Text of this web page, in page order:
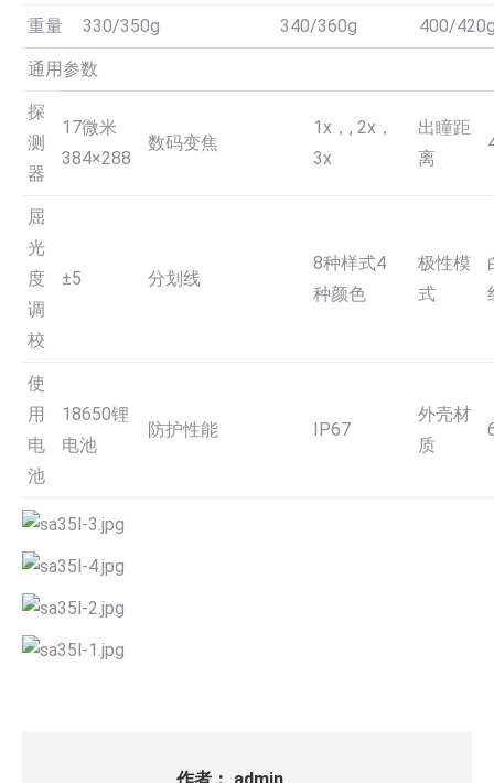
重量 330/350g 340/360g 400/
通用参数
探
测
器
17微米
384×288
数码变焦
1x，, 2x，
3x
出瞳距
离
屈
光
度
调
校
±5 分划线
8种样式4
种颜色
极性模
式
使
用
电
池
18650锂
电池
防护性能 IP67
外壳材
质